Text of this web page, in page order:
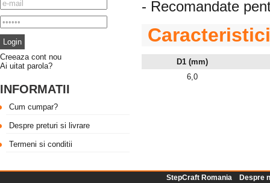
Creeaza cont nou
Ai uitat parola?
INFORMATII
Cum cumpar?
Despre preturi si livrare
Termeni si conditii
- Recomandate
D1 (mm)
6,0
StepCraft Romania Despre